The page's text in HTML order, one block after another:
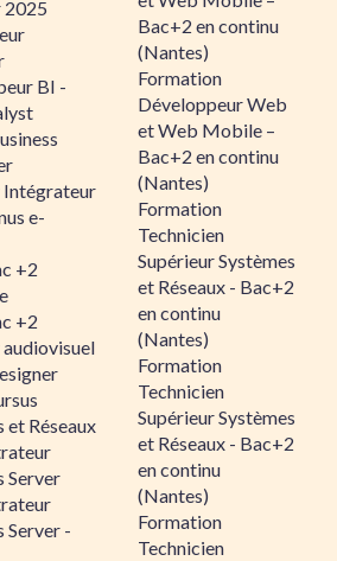
2025
BI -
e-
+2
+2
et Réseaux
Server
Server -
Bac+2 en continu
(Nantes)
Formation
Développeur Web
et Web Mobile –
Bac+2 en continu
(Nantes)
Formation
Technicien
Supérieur Systèmes
et Réseaux - Bac+2
en continu
(Nantes)
Formation
Technicien
Supérieur Systèmes
et Réseaux - Bac+2
en continu
(Nantes)
Formation
Technicien